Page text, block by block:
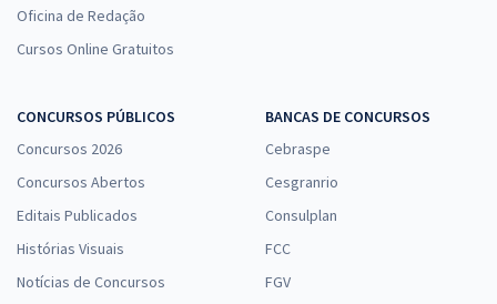
Oficina de Redação
Cursos Online Gratuitos
CONCURSOS PÚBLICOS
Concursos 2026
Concursos Abertos
Editais Publicados
Histórias Visuais
Notícias de Concursos
BANCAS DE CONCURSOS
Cebraspe
Cesgranrio
Consulplan
FCC
FGV